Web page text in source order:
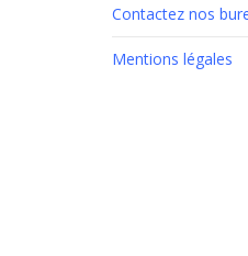
Contactez nos
Mentions légales